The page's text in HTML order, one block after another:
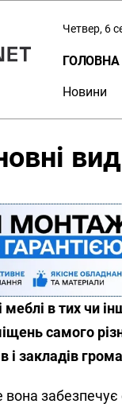
Четвер, 6
ГОЛОВНА
Новини
меблі в тих чи
самого
і закладів
забезпечує